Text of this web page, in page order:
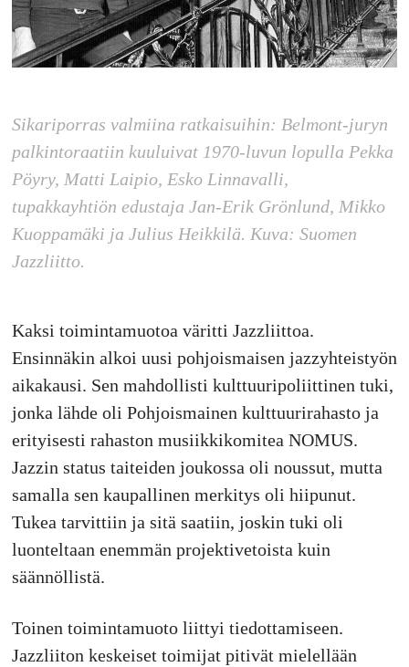
Sikariporras valmiina ratkaisuihin: Belmont-juryn
palkintoraatiin kuuluivat 1970-luvun lopulla Pekka
Pöyry, Matti Laipio, Esko Linnavalli,
tupakkayhtiön edustaja Jan-Erik Grönlund, Mikko
Kuoppamäki ja Julius Heikkilä. Kuva: Suomen
Jazzliitto.
Kaksi toimintamuotoa väritti Jazzliittoa.
Ensinnäkin alkoi uusi pohjoismaisen jazzyhteistyön
aikakausi. Sen mahdollisti kulttuuripoliittinen tuki,
jonka lähde oli Pohjoismainen kulttuurirahasto ja
erityisesti rahaston musiikkikomitea NOMUS.
Jazzin status taiteiden joukossa oli noussut, mutta
samalla sen kaupallinen merkitys oli hiipunut.
Tukea tarvittiin ja sitä saatiin, joskin tuki oli
luonteltaan enemmän projektivetoista kuin
säännöllistä.
Toinen toimintamuoto liittyi tiedottamiseen.
Jazzliiton keskeiset toimijat pitivät mielellään